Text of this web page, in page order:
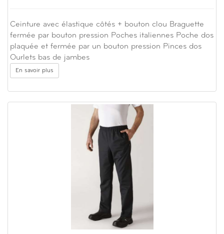
Ceinture avec élastique côtés + bouton clou Braguette
fermée par bouton pression Poches italiennes Poche dos
plaquée et fermée par un bouton pression Pinces dos
Ourlets bas de jambes
En savoir plus